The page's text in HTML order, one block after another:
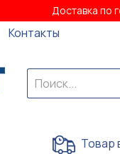
Доставка по
Контакты
Товар